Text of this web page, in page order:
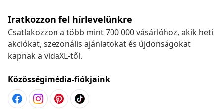
Iratkozzon fel hírlevelünkre
Csatlakozzon a több mint 700 000 vásárlóhoz, akik heti
akciókat, szezonális ajánlatokat és újdonságokat
kapnak a vidaXL-től.
Közösségimédia-fiókjaink